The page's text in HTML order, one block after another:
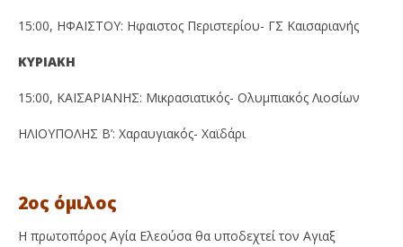
15:00, ΗΦΑΙΣΤΟΥ: Ηφαιστος Περιστερίου- ΓΣ Καισαριανής
ΚΥΡΙΑΚΗ
15:00, ΚΑΙΣΑΡΙΑΝΗΣ: Μικρασιατικός- Ολυμπιακός Λιοσίων
ΗΛΙΟΥΠΟΛΗΣ Β’: Χαραυγιακός- Χαϊδάρι
2ος όμιλος
Η πρωτοπόρος Αγία Ελεούσα θα υποδεχτεί τον Αγιαξ